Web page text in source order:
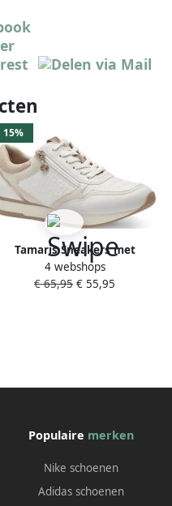
15%
Tamaris Sneakers met
sleehak Almina
vrijetijdsschoen halfschoen
4 webshops
€ 65,95 € 55,95
Populaire merken
Nike schoenen
Adidas schoenen